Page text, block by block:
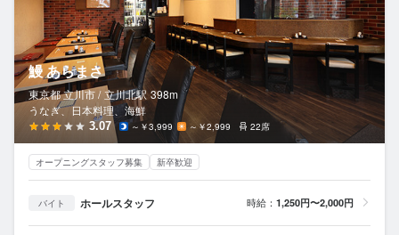
鰻 あらまさ
東京都 立川市 / 立川北駅 398m
うなぎ、日本料理、海鮮
3.07 ～￥3,999 ～￥2,999 22席
オープニングスタッフ募集 新卒歓迎
バイト ホールスタッフ 時給： 1,250円〜2,000円